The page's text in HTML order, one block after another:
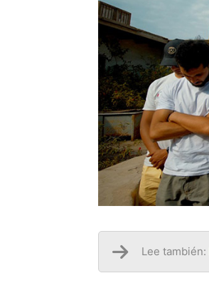
Lee también: